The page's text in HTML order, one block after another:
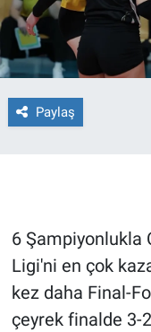
Paylaş
6 Şampiyonlukla
Ligi'ni en çok
kez daha Final-
çeyrek finalde 3-